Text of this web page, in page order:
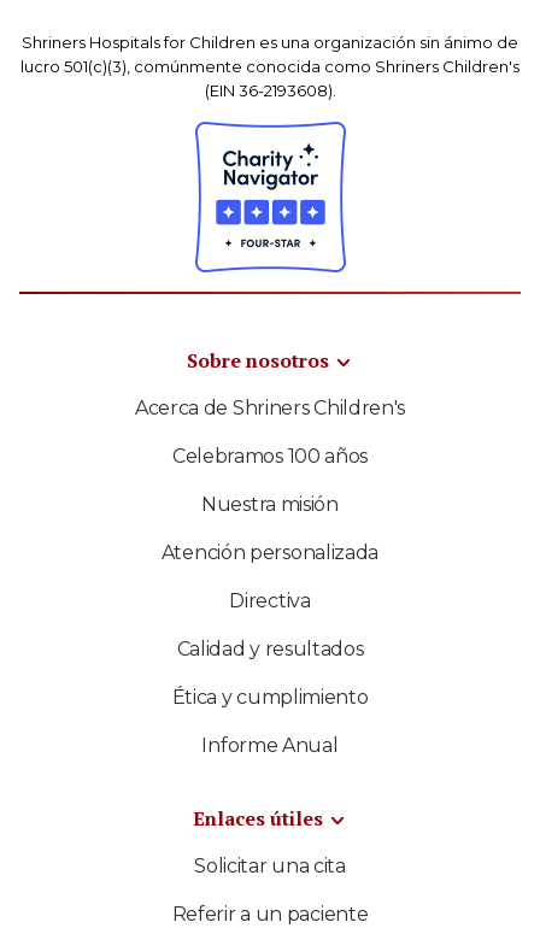
Shriners Hospitals for Children es una organización sin ánimo de
lucro 501(c)(3), comúnmente conocida como Shriners Children's
(EIN 36-2193608).
Sobre nosotros
Acerca de Shriners Children's
Celebramos 100 años
Nuestra misión
Atención personalizada
Directiva
Calidad y resultados
Ética y cumplimiento
Informe Anual
Enlaces útiles
Solicitar una cita
Referir a un paciente